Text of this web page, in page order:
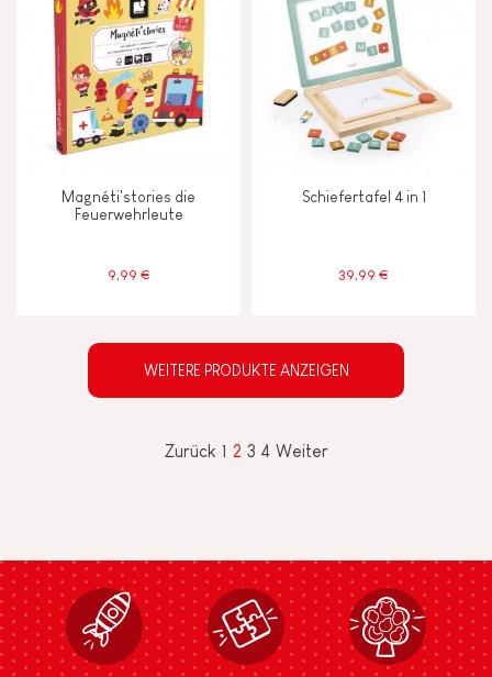
Magnéti'stories die
Feuerwehrleute
9,99 €
Schiefertafel 4 in 1
39,99 €
WEITERE PRODUKTE ANZEIGEN
Zurück 1 2 3 4 Weiter